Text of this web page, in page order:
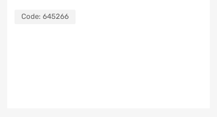
Code: 645266